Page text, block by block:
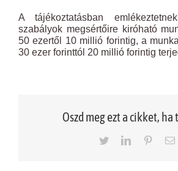
A tájékoztatásban
szabályok megsértőire kiróható
50 ezertől 10 millió forintig, a
30 ezer forinttól 20 millió forintig
Oszd meg ezt a cikket, ha
TwitterLinkedIn